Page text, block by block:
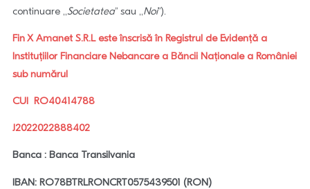
continuare ,,Societatea’’ sau ,,Noi’’).
Fin X Amanet S.R.L este înscrisă în Registrul de Evidență a
Instituțiilor Financiare Nebancare a Băncii Naționale a României
sub numărul
CUI RO40414788
J2022022888402
Banca : Banca Transilvania
IBAN: RO78BTRLRONCRT0575439501 (RON)